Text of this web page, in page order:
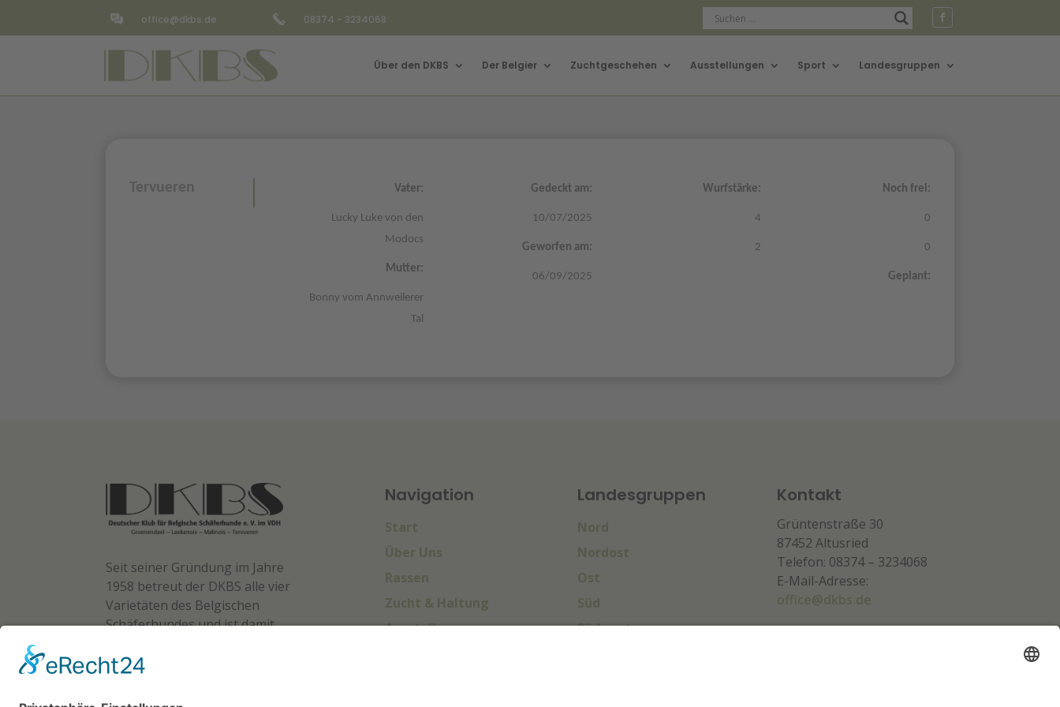
office@dkbs.de 08374 - 3234068
Über den DKBS Der Belgier Zuchtgeschehen Ausstellungen Sport Landesgruppen
Tervueren Vater:
Lucky Luke von den
Modocs
Mutter:
Bonny vom Annweilerer
Tal
Gedeckt am:
10/07/2025
Geworfen am:
06/09/2025
Wurfstärke:
4
2
Noch frei:
0
0
Geplant:
Seit seiner Gründung im Jahre
1958 betreut der DKBS alle vier
Varietäten des Belgischen
Schäferhundes und ist damit
Zuchtbuch führende Verband
Navigation
Start
Über Uns
Rassen
Zucht & Haltung
Ausstellungen
Landesgruppen
Nord
Nordost
Ost
Süd
Südwest
Kontakt
Grüntenstraße 30
87452 Altusried
Telefon: 08374 – 3234068
E-Mail-Adresse:
office@dkbs.de